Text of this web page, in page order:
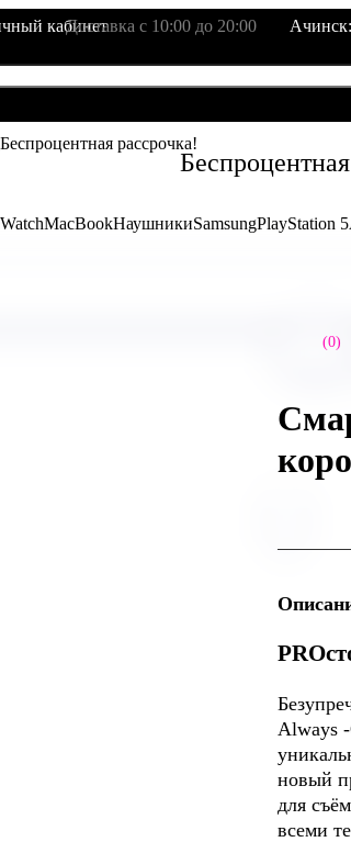
кабинет
Доставка с 10:00 до 20:00
MacBookНаушникиSamsungPlayStation 5
(0)
Always
новый
для
всеми